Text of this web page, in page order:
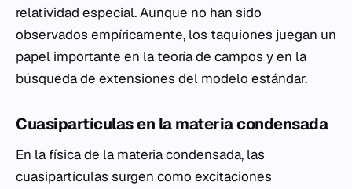
relatividad especial. Aunque no han sido
observados empíricamente, los taquiones juegan un
papel importante en la teoría de campos y en la
búsqueda de extensiones del modelo estándar.
Cuasipartículas en la materia condensada
En la física de la materia condensada, las
cuasipartículas surgen como excitaciones